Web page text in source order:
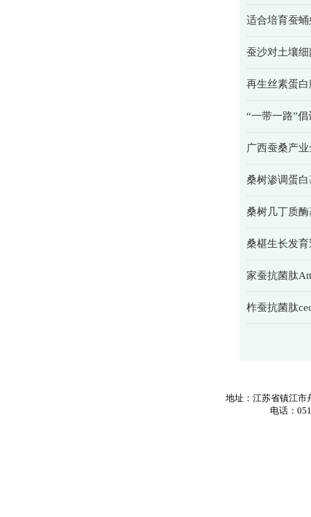
适合培育蚕
蚕沙对土壤
再生丝素蛋
“一带一路”
广西蚕桑产
桑树渗调蛋
桑树几丁质酶
桑椹生长发
家蚕抗菌肽
柞蚕抗菌肽
地址：江苏省镇江市
电话：